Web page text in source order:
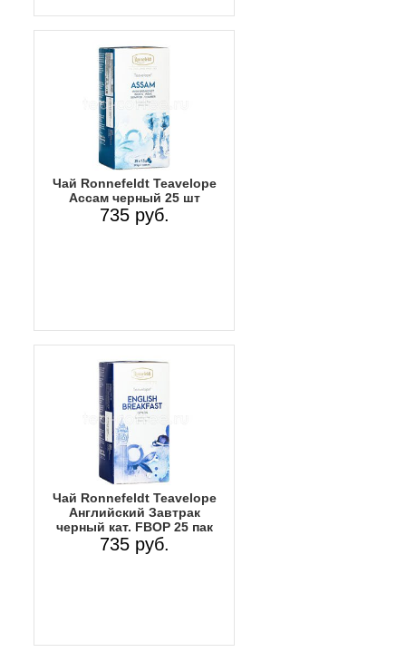
Чай Ronnefeldt Teavelope
Ассам черный 25 шт
735 руб.
Чай Ronnefeldt Teavelope
Английский Завтрак
черный кат. FBOP 25 пак
735 руб.